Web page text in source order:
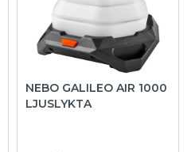
NEBO GALILEO AIR 1000
LJUSLYKTA